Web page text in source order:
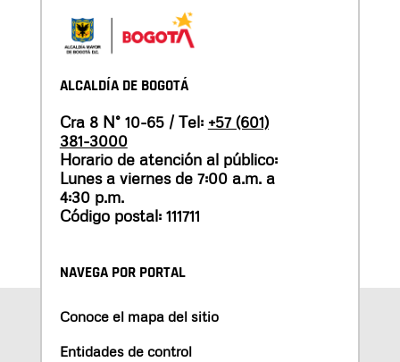
ALCALDÍA DE BOGOTÁ
Cra 8 N° 10-65 / Tel: +57 (601)
381-3000
Horario de atención al público:
Lunes a viernes de 7:00 a.m. a
4:30 p.m.
Código postal: 111711
NAVEGA POR PORTAL
Conoce el mapa del sitio
Entidades de control